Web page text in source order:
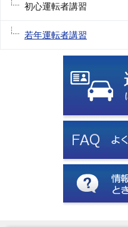
初心運転者講習
若年運転者講習